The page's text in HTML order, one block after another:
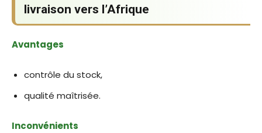
livraison vers l’Afrique
Avantages
contrôle du stock,
qualité maîtrisée.
Inconvénients